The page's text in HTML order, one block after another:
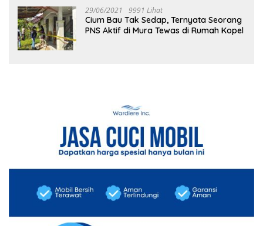
29/06/2021 9991 Lihat
Cium Bau Tak Sedap, Ternyata Seorang
PNS Aktif di Mura Tewas di Rumah Kopel